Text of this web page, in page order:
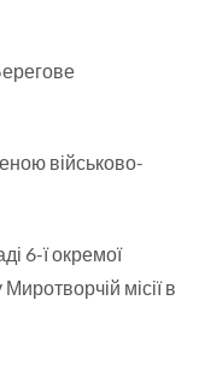
військово-
6-ї окремої
місії в